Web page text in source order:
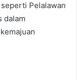
Pelalawan
dalam